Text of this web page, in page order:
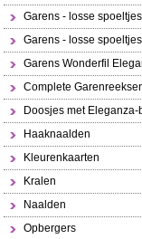
Garens - losse
Garens - losse
Garens Wonderfil
Complete
Doosjes met Eleganza-
Haaknaalden
Kleurenkaarten
Kralen
Naalden
Opbergers